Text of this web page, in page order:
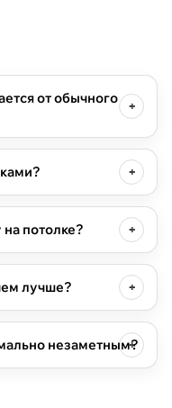
от обычного
потолке?
лучше?
незаметным?